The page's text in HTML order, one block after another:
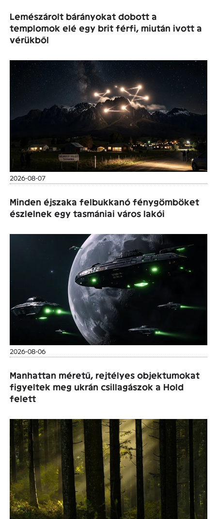
Lemészárolt bárányokat dobott a
templomok elé egy brit férfi, miután ivott a
vérükből
2026-08-07
Minden éjszaka felbukkanó fénygömböket
észlelnek egy tasmániai város lakói
2026-08-06
Manhattan méretű, rejtélyes objektumokat
figyeltek meg ukrán csillagászok a Hold
felett